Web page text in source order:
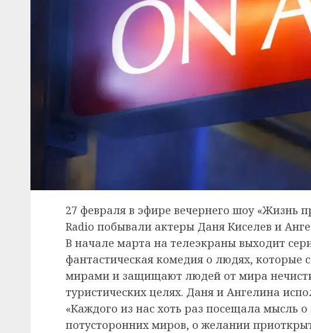
27 февраля в эфире вечернего шоу «Жизнь
Radio побывали актеры Даня Киселев и
В начале марта на телеэкраны выходит
фантастическая комедия о людях, которые
мирами и защищают людей от мира
туристических целях. Даня и Ангелина
«Каждого из нас хоть раз посещала мысль
потусторонних миров, о желании